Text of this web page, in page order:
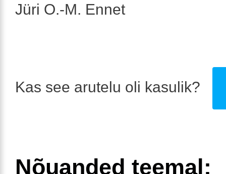
Jüri O.-M. Ennet
Kas see arutelu oli kasulik?
Nõuanded teemal: